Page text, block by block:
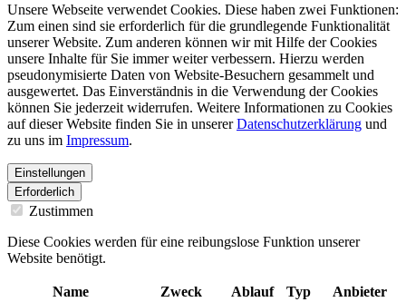
Unsere Webseite verwendet Cookies. Diese haben zwei Funktionen:
Zum einen sind sie erforderlich für die grundlegende Funktionalität
unserer Website. Zum anderen können wir mit Hilfe der Cookies
unsere Inhalte für Sie immer weiter verbessern. Hierzu werden
pseudonymisierte Daten von Website-Besuchern gesammelt und
ausgewertet. Das Einverständnis in die Verwendung der Cookies
können Sie jederzeit widerrufen. Weitere Informationen zu Cookies
auf dieser Website finden Sie in unsererDatenschutzerklärung und
zu uns im Impressum.
Einstellungen
Erforderlich
Zustimmen
Diese Cookies werden für eine reibungslose Funktion unserer
Website benötigt.
Name Zweck Ablauf Typ Anbieter